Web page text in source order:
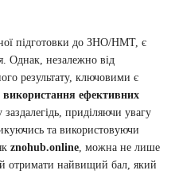
підготовки до ЗНО/НМТ, є
Однак, незалежно від
результату, ключовими є
використання ефективних
приділяючи увагу
та використовуючи
znohub.online, можна не лише
й отримати найвищий бал, який